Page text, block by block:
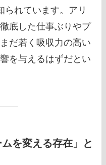
られています。アリ
底した仕事ぶりやプ
だ若く吸収力の高い
を与えるはずだとい
を変える存在」と